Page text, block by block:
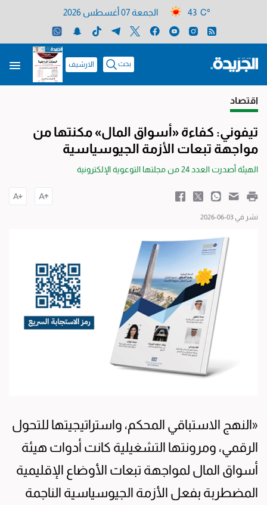
43 C° الجمعة 07 أغسطس 2026
بحث الارشيف
اقتصاد
تيفوني: كفاءة «أسواق المال» مكنتها من
مواجهة تبعات الأزمة الجيوسياسية
الهيئة أصدرت العدد 24 من مجلتها التوعوية الإلكترونية
نشر في 03-06-2026
«النهج الاستباقي المحكم، واستراتيجيتها للتحول
الرقمي، ومرونتها التشغيلية كانت أدوات هيئة
أسواق المال لمواجهة تبعات الأوضاع الإقليمية
المضطربة بفعل الأزمة الجيوسياسية الناجمة